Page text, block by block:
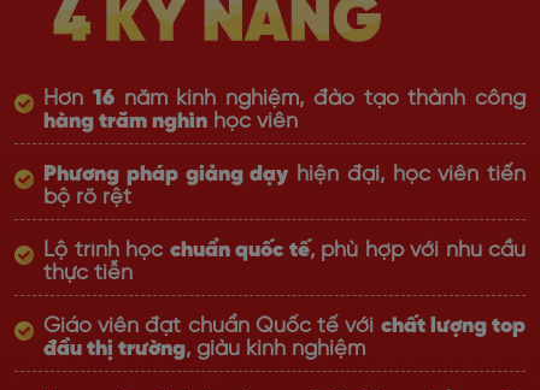
Hơn 16năm kinh nghiệm, đào tạo thành công
hàng trăm nghìn học viên
Phương pháp giảng dạy hiện đại, học viên tiến
bộ rõ rệt
Lộ trình học chuẩn quốc tế, phù hợp với nhu cầu
thực tiễn
Giáo viên đạt chuẩn Quốc tế với chất lượng top
đầu thị trường, giàu kinh nghiệm